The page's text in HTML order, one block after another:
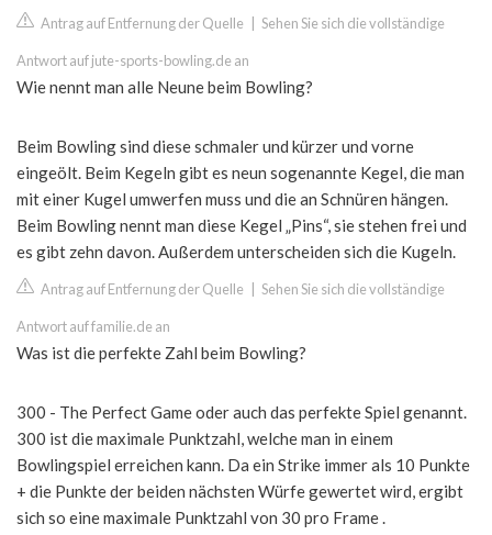
Antrag auf Entfernung der Quelle Sehen Sie sich die vollständige
Antwort auf jute-sports-bowling.de an
Wie nennt man alle Neune beim Bowling?
Beim Bowling sind diese schmaler und kürzer und vorne
eingeölt. Beim Kegeln gibt es neun sogenannte Kegel, die man
mit einer Kugel umwerfen muss und die an Schnüren hängen.
Beim Bowling nennt man diese Kegel „Pins“, sie stehen frei und
es gibt zehn davon. Außerdem unterscheiden sich die Kugeln.
Antrag auf Entfernung der Quelle Sehen Sie sich die vollständige
Antwort auf familie.de an
Was ist die perfekte Zahl beim Bowling?
300 - The Perfect Game oder auch das perfekte Spiel genannt.
300 ist die maximale Punktzahl, welche man in einem
Bowlingspiel erreichen kann. Da ein Strike immer als 10 Punkte
+ die Punkte der beiden nächsten Würfe gewertet wird, ergibt
sich so eine maximale Punktzahl von 30 pro Frame .